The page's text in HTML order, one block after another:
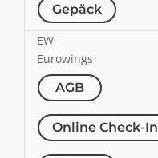
Gepäck
EW
Eurowings
AGB
Online Check-In